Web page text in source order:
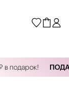
ПОДАРКИ